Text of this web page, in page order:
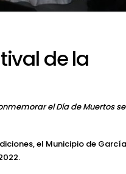
de la
el Día de Muertos se
el Municipio de García
.